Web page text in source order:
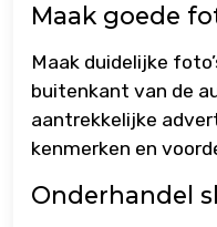
Maak goede
Maak duidelijke
buitenkant van de
aantrekkelijke
kenmerken en
Onderhandel